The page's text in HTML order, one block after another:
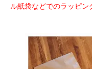
ル紙袋などでのラッピン